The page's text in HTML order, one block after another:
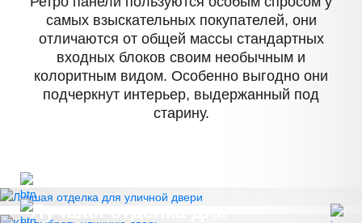
самых взыскательных покупателей, они
отличаются от общей массы стандартных
входных блоков своим необычным и
колоритным видом. Особенно выгодно они
подчеркнут интерьер, выдержанный под
старину.
Лучшая отделка для